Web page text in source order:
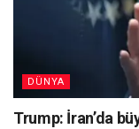
DÜNYA
Trump: İran’da